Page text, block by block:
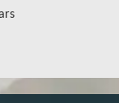
travaux fiables